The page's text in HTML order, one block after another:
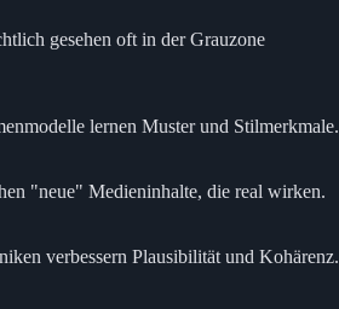
gesehen oft in der Grauzone
lernen Muster und Stilmerkmale.
"neue" Medieninhalte, die real wirken.
verbessern Plausibilität und Kohärenz.